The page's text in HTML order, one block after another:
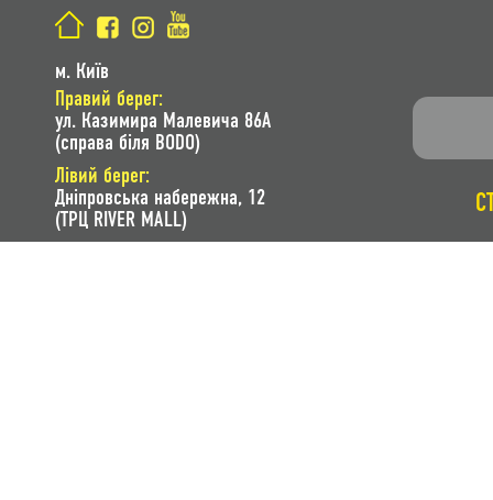
м. Київ
Правий берег:
ул. Казимира Малевича 86A
(справа біля BODO)
Лівий берег:
Дніпровська набережна, 12
(ТРЦ RIVER MALL)